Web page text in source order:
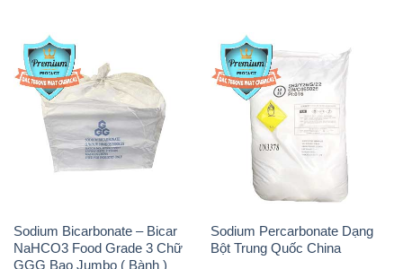
Sodium Bicarbonate – Bicar
NaHCO3 Food Grade 3 Chữ
GGG Bao Jumbo ( Bành )
Trung Quốc China
Sodium Percarbonate Dạng
Bột Trung Quốc China